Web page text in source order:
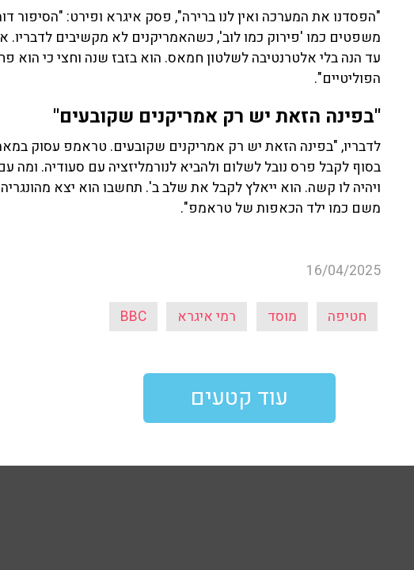
"הפסדנו את המערכה ואין לנו ברירה", פסק איגרא ופירט: "הסיפור
משפטים כמו 'פירוק כמו לוב', כשהאמריקנים לא מקשיבים לדבריו.
עד הנה בלי אלטרנטיבה לשלטון חמאס. הוא בזבז שנה וחצי כי הוא
הפוליטיים".
"בפינה הזאת יש רק אמריקנים שקובעים"
לדבריו, "בפינה הזאת יש רק אמריקנים שקובעים. טראמפ עסוק
בסוף לקבל פרס נובל לשלום ולהביא לנורמליזציה עם סעודיה. ומה
ויהיה לו קשה. הוא ייאלץ לקבל את שלב ב'. תחשבו הוא יצא
משם כמו ילד הכאפות של טראמפ".
16/04/2025
חטיפה מוסד רמי איגרא BBC
עוד קטעים